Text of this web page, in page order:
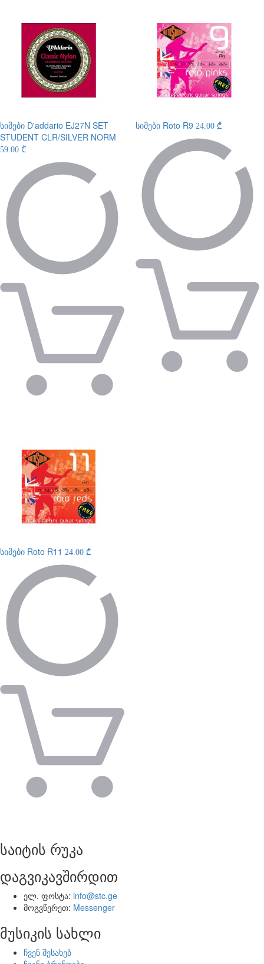
სიმები D'addario EJ27N SET
STUDENT CLR/SILVER NORM
59.00 ₾
სიმები Roto R9 24.00 ₾
სიმები Roto R11 24.00 ₾
საიტის რუკა
დაგვიკავშირდით
ელ. ფოსტა: info@stc.ge
მოგვწერეთ: Messenger
მუსიკის სახლი
ჩვენ შესახებ